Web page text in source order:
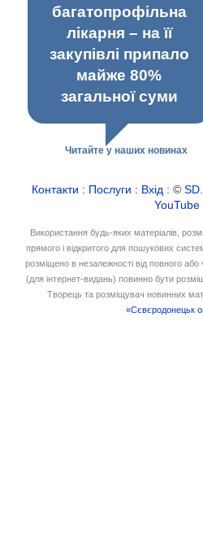
багатопрофільна
лікарня – на її
закупівлі припало
майже 80%
загальної суми
Читайте у наших новинах
Контакти : Послуги : Вхід : ©
YouTube
Використання будь-яких матеріалів,
прямого і відкритого для пошукових
розміщено в незалежності від повного
(для інтернет-видань) повинно бути
Творець та розміщувач новинних
«Сєвєродонецьк